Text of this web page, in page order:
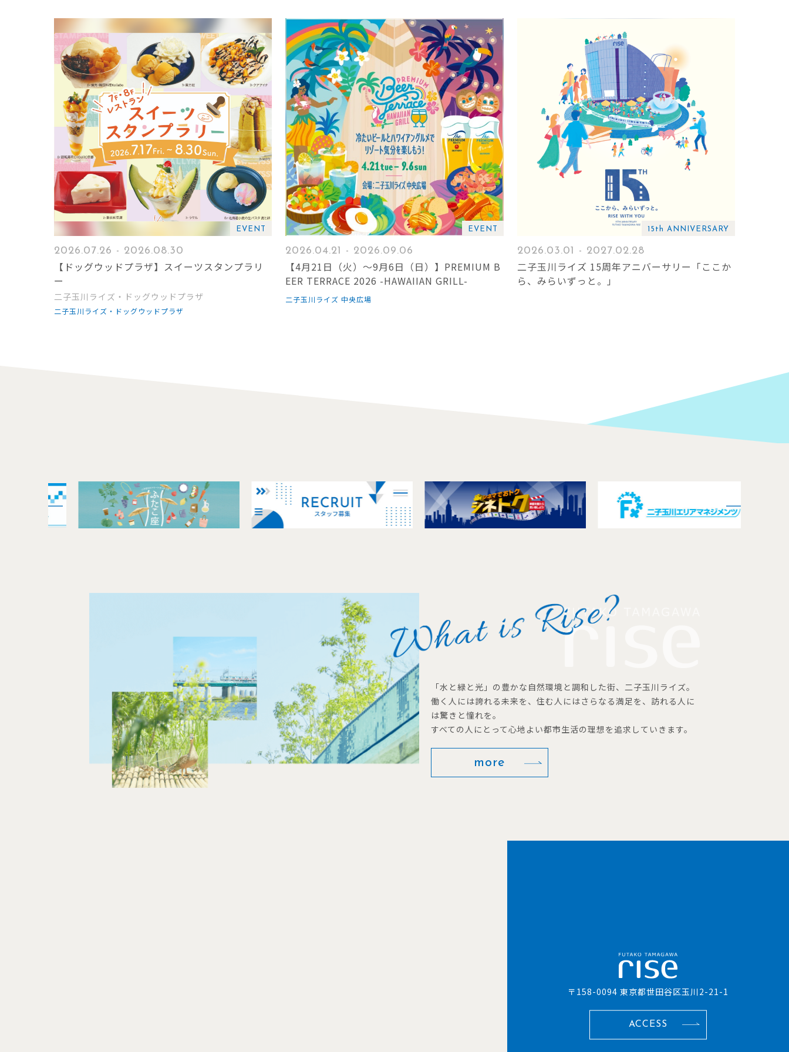
EVENT
2026.07.26 - 2026.08.30
【ドッグウッドプラザ】スイーツスタンプラリ
ー
二子玉川ライズ・ドッグウッドプラザ
二子玉川ライズ・ドッグウッドプラザ
EVENT
2026.04.21 - 2026.09.06
【4月21日（火）～9月6日（日）】PREMIUM B
EER TERRACE 2026 -HAWAIIAN GRILL-
二子玉川ライズ 中央広場
15th ANNIVERSARY
2026.03.01 - 2027.02.28
二子玉川ライズ 15周年アニバーサリー「ここか
ら、みらいずっと。」
「水と緑と光」の豊かな自然環境と調和した街、二子玉川ライズ。
働く人には誇れる未来を、住む人にはさらなる満足を、訪れる人に
は驚きと憧れを。
すべての人にとって心地よい都市生活の理想を追求していきます。
more
〒158-0094 東京都世田谷区玉川2-21-1
ACCESS